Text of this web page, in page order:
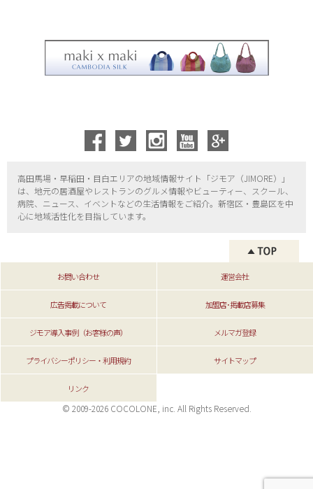
高田馬場・早稲田・目白エリアの地域情報サイト「ジモア（JIMORE）」
は、地元の居酒屋やレストランのグルメ情報やビューティー、
スクール、
病院、ニュース、イベントなどの生活情報をご紹介。新宿区・ 豊島区を中
心に地域活性化を目指しています。
お問い合わせ 運営会社
広告掲載について 加盟店･掲載店募集
ジモア導入事例（お客様の声） メルマガ登録
プライバシーポリシー・利用規約 サイトマップ
リンク
© 2009-2026 COCOLONE, inc. All Rights Reserved.